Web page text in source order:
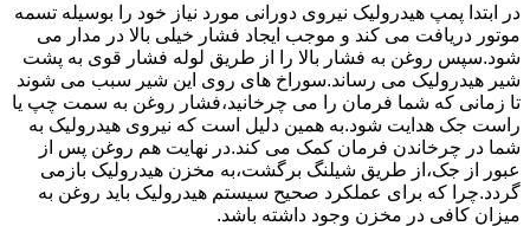
در ابتدا پمپ هیدرولیک نیروی دورانی مورد نیاز خود را بوسیله تسمه
موتور دریافت می کند و موجب ایجاد فشار خیلی بالا در مدار می
شود.سپس روغن به فشار بالا را از طریق لوله فشار قوی به پشت
شیر هیدرولیک می رساند.سوراخ های روی این شیر سبب می شوند
تا زمانی که شما فرمان را می چرخانید،فشار روغن به سمت چپ یا
راست جک هدایت شود.به همین دلیل است که نیروی هیدرولیک به
شما در چرخاندن فرمان کمک می کند.در نهایت هم روغن پس از
عبور از جک،از طریق شیلنگ برگشت،به مخزن هیدرولیک بازمی
گردد.چرا که برای عملکرد صحیح سیستم هیدرولیک باید روغن به
میزان کافی در مخزن وجود داشته باشد.